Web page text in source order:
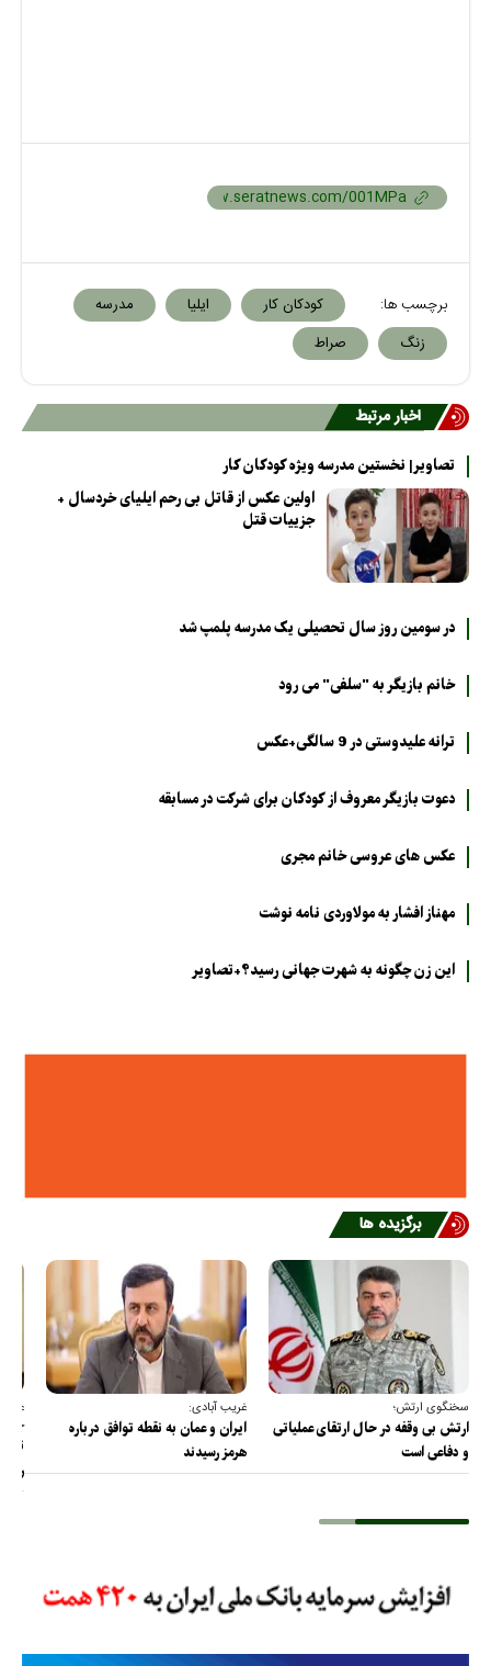
برچسب ها: کودکان کار ایلیا
مدرسه
زنگ
صراط
اخبار مرتبط
تصاویر| نخستین مدرسه ویژه کودکان کار
اولین عکس از قاتل بی رحم ایلیای خردسال +
جزییات قتل
در سومین روز سال تحصیلی یک مدرسه پلمپ شد
خانم بازیگر به "سلفی" می رود
ترانه علیدوستی در 9 سالگی+عکس
دعوت بازیگر معروف از کودکان برای شرکت در مسابقه
عکس های عروسی خانم مجری
مهناز افشار به مولاوردی نامه نوشت
این زن چگونه به شهرت جهانی رسید؟+تصاویر
برگزیده ها
سخنگوی ارتش؛
ارتش بی وقفه در حال ارتقای عملیاتی
و دفاعی است
غریب آبادی:
ایران و عمان به نقطه توافق درباره
هرمز رسیدند
عضو
را